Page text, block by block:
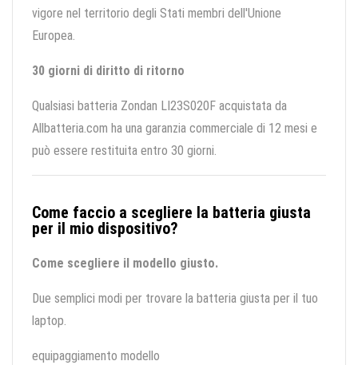
vigore nel territorio degli Stati membri dell'Unione
Europea.
30 giorni di diritto di ritorno
Qualsiasi batteria Zondan LI23S020F acquistata da
Allbatteria.com ha una garanzia commerciale di 12 mesi e
può essere restituita entro 30 giorni.
Come faccio a scegliere la batteria giusta
per il mio dispositivo?
Come scegliere il modello giusto.
Due semplici modi per trovare la batteria giusta per il tuo
laptop.
equipaggiamento modello